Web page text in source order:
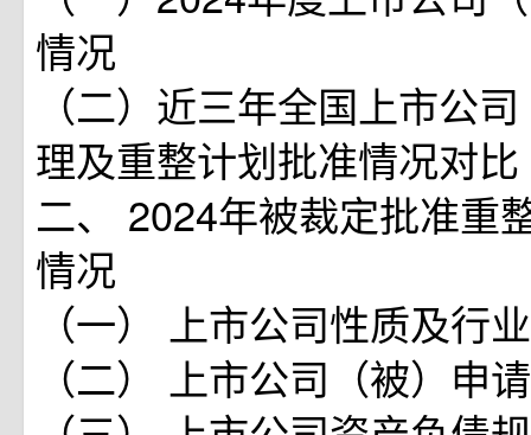
情况
（二）近三年全国上市公
理及重整计划批准情况对比
二、 2024年被裁定批准重
情况
（一） 上市公司性质及行
（二） 上市公司（被）申